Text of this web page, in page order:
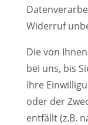
Widerruf
Die von
bei uns, bis
Ihre
oder der
entfällt (z.B.